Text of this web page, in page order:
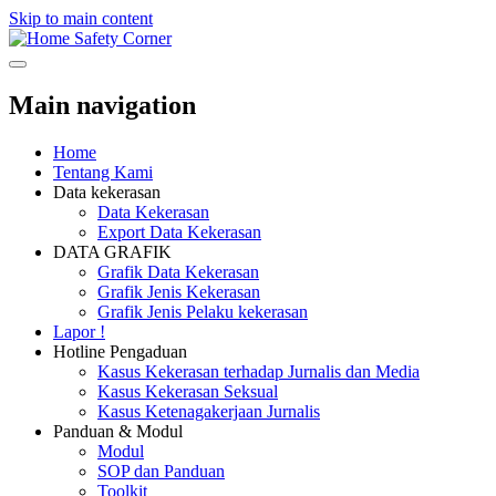
Skip to main content
Safety Corner
Main navigation
Home
Tentang Kami
Data kekerasan
Data Kekerasan
Export Data Kekerasan
DATA GRAFIK
Grafik Data Kekerasan
Grafik Jenis Kekerasan
Grafik Jenis Pelaku kekerasan
Lapor !
Hotline Pengaduan
Kasus Kekerasan terhadap Jurnalis dan Media
Kasus Kekerasan Seksual
Kasus Ketenagakerjaan Jurnalis
Panduan & Modul
Modul
SOP dan Panduan
Toolkit